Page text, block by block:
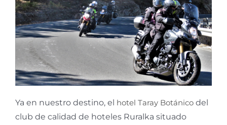
Ya en nuestro destino, el hotel Taray Botánico del
club de calidad de hoteles Ruralka situado